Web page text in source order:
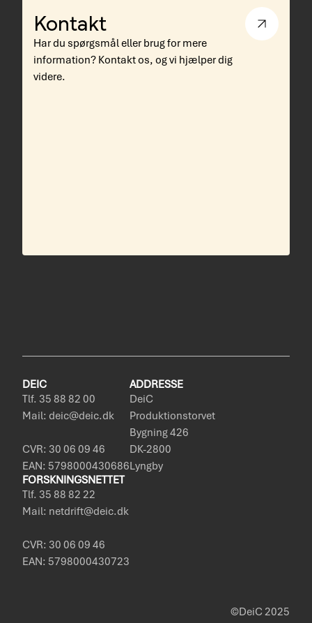
Kontakt
Har du spørgsmål eller brug for mere
information? Kontakt os, og vi hjælper dig
videre.
DEIC
Tlf. 35 88 82 00
Mail: deic@deic.dk
CVR: 30 06 09 46
EAN: 5798000430686
ADDRESSE
DeiC
Produktionstorvet
Bygning 426
DK-2800
Lyngby
FORSKNINGSNETTET
Tlf. 35 88 82 22
Mail: netdrift@deic.dk
CVR: 30 06 09 46
EAN: 5798000430723
©DeiC 2025